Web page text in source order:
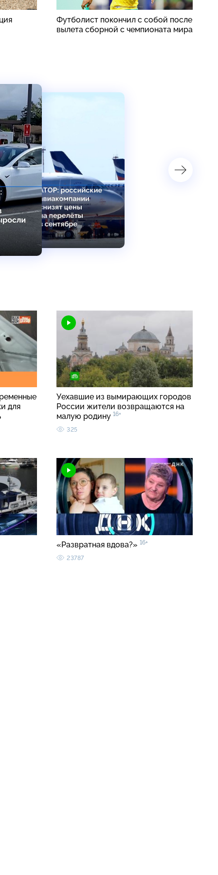
Футболист покончил с собой после
вылета сборной с чемпионата мира
для
Уехавшие из вымирающих городов
России жители возвращаются на
малую родину 16+
325
«Развратная вдова?» 16+
23787